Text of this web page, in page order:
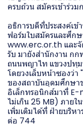
ครบถ้วน สมัครเข้าร่วม
อธิการบดีที่ประสงค์เข้
ฟอร์มใบสมัครและศึกษ
www.erc.or.th และจั
รับ มายังสำนักงาน กก
ถนนพญาไท แขวงปทุม
โดยวงเล็บหน้าซองว่
ของสถาบันอุดมศึกษา
อิเล็กทรอนิกส์มาที่
ไม่เกิน 25 MB) ภายใ
เพิ่มเติมได้ที่ ฝ่ายบริห
ต่อ 744